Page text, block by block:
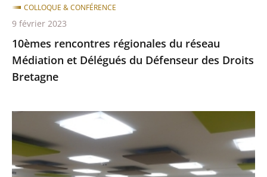
Droits
10èmes rencontres régionales du réseau
Médiation et Délégués du Défenseur des Droits
Bretagne
COLLOQUE & CONFÉRENCE
9 février 2023
internationale
de
la